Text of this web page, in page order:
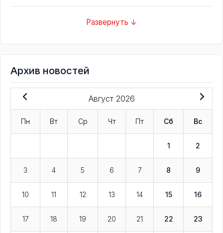
Развернуть ↓
Архив новостей
Август 2026
Пн Вт Ср Чт Пт Сб Вс
1 2
3 4 5 6 7 8 9
10 11 12 13 14 15 16
17 18 19 20 21 22 23